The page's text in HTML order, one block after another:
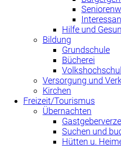
Hilfe und
Bildung
Grundschule
Bücherei
Versorgung und
Kirchen
Freizeit/Tourismus
Übernachten
Suchen und
Hütten u.